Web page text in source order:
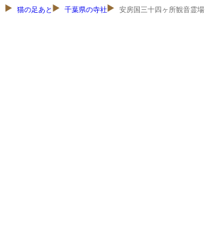
猫の足あと 千葉県の寺社 安房国三十四ヶ所観音霊場